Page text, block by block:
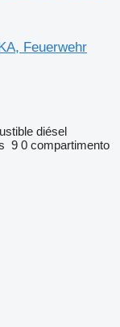
Feuerwehr
diésel
9 0 compartimento